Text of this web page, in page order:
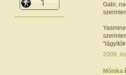
Gabi,
2009.
Mónika